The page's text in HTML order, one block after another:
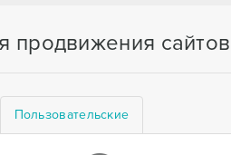
продвижения сайтов
Пользовательские